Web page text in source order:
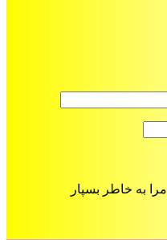
مرا به خاطر بسپار